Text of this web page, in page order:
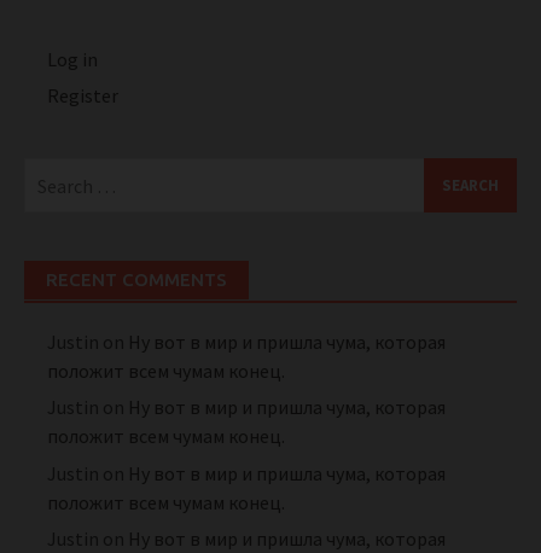
Log in
Register
RECENT COMMENTS
Ну вот в мир и пришла чума, которая
положит всем чумам конец.
Ну вот в мир и пришла чума, которая
положит всем чумам конец.
Ну вот в мир и пришла чума, которая
положит всем чумам конец.
Ну вот в мир и пришла чума, которая